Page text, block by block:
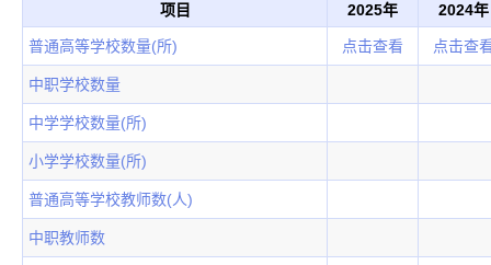
项目 2025年 2024年
普通高等学校数量(所) 点击查看 点击查
中职学校数量
中学学校数量(所)
小学学校数量(所)
普通高等学校教师数(人)
中职教师数